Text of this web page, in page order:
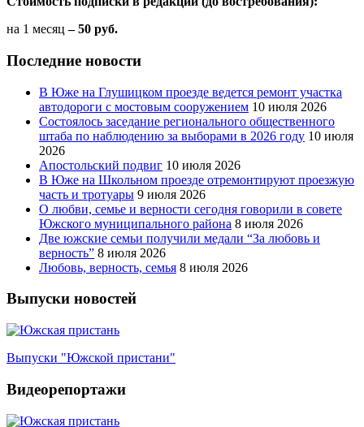
на 1 месяц – 50 руб.
Последние новости
В Юже на Глушицком проезде ведется ремонт участка
автодороги с мостовым сооружением 10 июля 2026
Состоялось заседание регионального общественного
штаба по наблюдению за выборами в 2026 году 10 июля
2026
Апостольский подвиг 10 июля 2026
В Юже на Школьном проезде отремонтируют проезжую
часть и тротуары 9 июля 2026
О любви, семье и верности сегодня говорили в совете
Южского муниципального района 8 июля 2026
Две южские семьи получили медали “За любовь и
верность” 8 июля 2026
Любовь, верность, семья 8 июля 2026
Выпуски новостей
Выпуски "Южской пристани"
Видеорепортажи